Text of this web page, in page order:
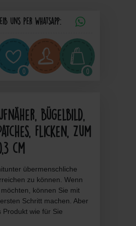
uns per Whatsapp:
0 0
Bügelbild,
Flicken, Zum
cm
übermenschliche
zu können. Wenn
können Sie mit
Schritt machen. Aber
wie für Sie